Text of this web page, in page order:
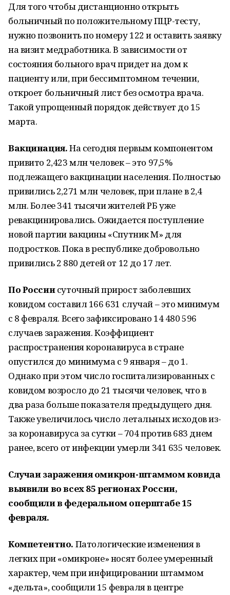
Для того чтобы дистанционно открыть
больничный по положительному ПЦР-тесту,
нужно позвонить по номеру 122 и оставить заявку
на визит медработника. В зависимости от
состояния больного врач придет на дом к
пациенту или, при бессимптомном течении,
откроет больничный лист без осмотра врача.
Такой упрощенный порядок действует до 15
марта.
Вакцинация.На сегодня первым компонентом
привито 2,423 млн человек – это 97,5%
подлежащего вакцинации населения. Полностью
привились 2,271 млн человек, при плане в 2,4
млн. Более 341 тысячи жителей РБ уже
ревакцинировались. Ожидается поступление
новой партии вакцины «Спутник М» для
подростков. Пока в республике добровольно
привились 2 880 детей от 12 до 17 лет.
По Россиисуточный прирост заболевших
ковидом составил 166 631 случай – это минимум
с 8 февраля. Всего зафиксировано 14 480 596
случаев заражения. Коэффициент
распространения коронавируса в стране
опустился до минимума с 9 января – до 1.
Однако при этом число госпитализированных с
ковидом возросло до 21 тысячи человек, что в
два раза больше показателя предыдущего дня.
Также увеличилось число летальных исходов из-
за коронавируса за сутки – 704 против 683 днем
ранее, всего от инфекции умерли 341 635 человек.
Случаи заражения омикрон-штаммом ковида
выявили во всех 85 регионах России,
сообщили в федеральном оперштабе 15
февраля.
Компетентно. Патологические изменения в
легких при «омикроне» носят более умеренный
характер, чем при инфицировании штаммом
«дельта», сообщили 15 февраля в центре